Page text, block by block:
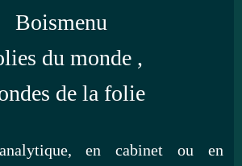
Boismenu
du monde ,
de la folie
en cabinet ou en